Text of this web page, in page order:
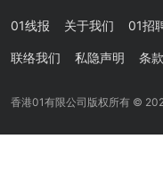
01线报 关于我们 01招
联络我们 私隐声明 条
香港01有限公司版权所有 ©